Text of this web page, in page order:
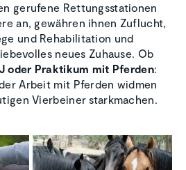
gerufene Rettungsstationen
an, gewähren ihnen Zuflucht,
und Rehabilitation und
neues Zuhause. Ob
oder Praktikum mit Pferden:
Arbeit mit Pferden widmen
Vierbeiner starkmachen.